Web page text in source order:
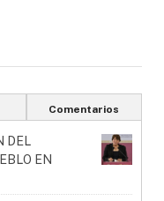
Comentarios
DEL
EN